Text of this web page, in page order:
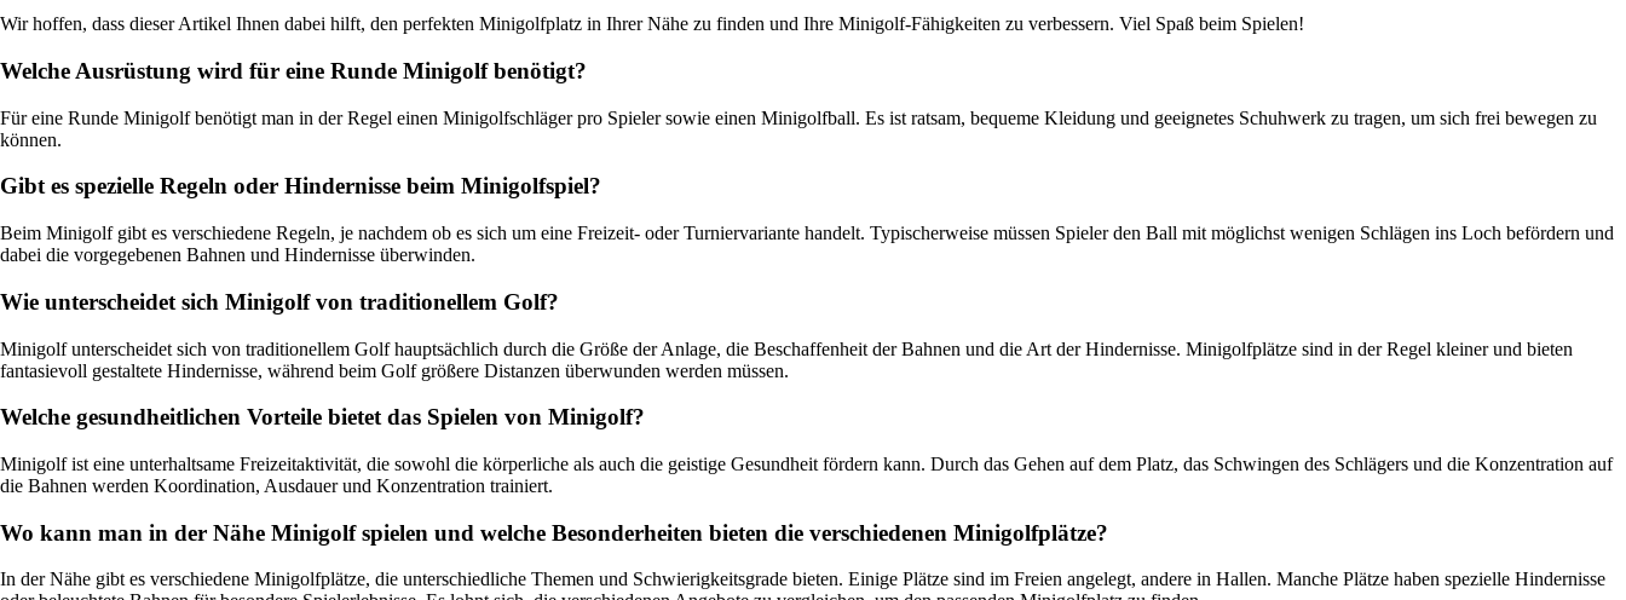
Wir hoffen, dass dieser Artikel Ihnen dabei hilft, den perfekten Minigolfplatz in Ihrer Nähe zu finden und Ihre Minigolf-Fähigkeiten zu verbessern. Viel Spaß beim Spielen!
Welche Ausrüstung wird für eine Runde Minigolf benötigt?
Für eine Runde Minigolf benötigt man in der Regel einen Minigolfschläger pro Spieler sowie einen Minigolfball. Es ist ratsam, bequeme Kleidung und geeignetes Schuhwerk zu tragen, um sich frei bewegen zu
können.
Gibt es spezielle Regeln oder Hindernisse beim Minigolfspiel?
Beim Minigolf gibt es verschiedene Regeln, je nachdem ob es sich um eine Freizeit- oder Turniervariante handelt. Typischerweise müssen Spieler den Ball mit möglichst wenigen Schlägen ins Loch befördern und
dabei die vorgegebenen Bahnen und Hindernisse überwinden.
Wie unterscheidet sich Minigolf von traditionellem Golf?
Minigolf unterscheidet sich von traditionellem Golf hauptsächlich durch die Größe der Anlage, die Beschaffenheit der Bahnen und die Art der Hindernisse. Minigolfplätze sind in der Regel kleiner und bieten
fantasievoll gestaltete Hindernisse, während beim Golf größere Distanzen überwunden werden müssen.
Welche gesundheitlichen Vorteile bietet das Spielen von Minigolf?
Minigolf ist eine unterhaltsame Freizeitaktivität, die sowohl die körperliche als auch die geistige Gesundheit fördern kann. Durch das Gehen auf dem Platz, das Schwingen des Schlägers und die Konzentration auf
die Bahnen werden Koordination, Ausdauer und Konzentration trainiert.
Wo kann man in der Nähe Minigolf spielen und welche Besonderheiten bieten die verschiedenen Minigolfplätze?
In der Nähe gibt es verschiedene Minigolfplätze, die unterschiedliche Themen und Schwierigkeitsgrade bieten. Einige Plätze sind im Freien angelegt, andere in Hallen. Manche Plätze haben spezielle Hindernisse